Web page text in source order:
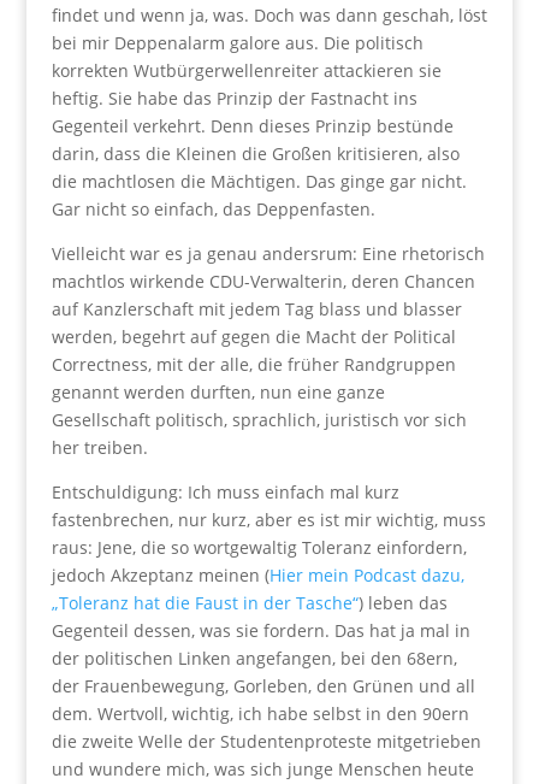
findet und wenn ja, was. Doch was dann geschah, löst
bei mir Deppenalarm galore aus. Die politisch
korrekten Wutbürgerwellenreiter attackieren sie
heftig. Sie habe das Prinzip der Fastnacht ins
Gegenteil verkehrt. Denn dieses Prinzip bestünde
darin, dass die Kleinen die Großen kritisieren, also
die machtlosen die Mächtigen. Das ginge gar nicht.
Gar nicht so einfach, das Deppenfasten.
Vielleicht war es ja genau andersrum: Eine rhetorisch
machtlos wirkende CDU-Verwalterin, deren Chancen
auf Kanzlerschaft mit jedem Tag blass und blasser
werden, begehrt auf gegen die Macht der Political
Correctness, mit der alle, die früher Randgruppen
genannt werden durften, nun eine ganze
Gesellschaft politisch, sprachlich, juristisch vor sich
her treiben.
Entschuldigung: Ich muss einfach mal kurz
fastenbrechen, nur kurz, aber es ist mir wichtig, muss
raus: Jene, die so wortgewaltig Toleranz einfordern,
jedoch Akzeptanz meinen (Hier mein Podcast dazu,
„Toleranz hat die Faust in der Tasche“) leben das
Gegenteil dessen, was sie fordern. Das hat ja mal in
der politischen Linken angefangen, bei den 68ern,
der Frauenbewegung, Gorleben, den Grünen und all
dem. Wertvoll, wichtig, ich habe selbst in den 90ern
die zweite Welle der Studentenproteste mitgetrieben
und wundere mich, was sich junge Menschen heute